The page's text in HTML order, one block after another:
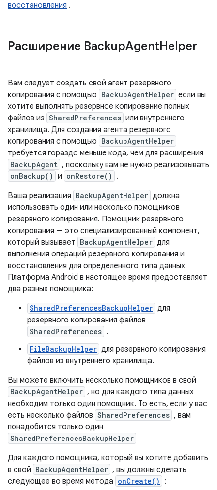
восстановления .
Расширение BackupAgentHelper
Вам следует создать свой агент резервного
копирования с помощью BackupAgentHelper если вы
хотите выполнять резервное копирование полных
файлов из SharedPreferences или внутреннего
хранилища. Для создания агента резервного
копирования с помощью BackupAgentHelper
требуется гораздо меньше кода, чем для расширения
BackupAgent , поскольку вам не нужно реализовывать
onBackup() и onRestore()
.
Ваша реализация BackupAgentHelper должна
использовать один или несколько помощников
резервного копирования. Помощник резервного
копирования — это специализированный компонент,
который вызывает BackupAgentHelper для
выполнения операций резервного копирования и
восстановления для определенного типа данных.
Платформа Android в настоящее время предоставляет
два разных помощника:
SharedPreferencesBackupHelper для
резервного копирования файлов
SharedPreferences .
FileBackupHelper для резервного копирования
файлов из внутреннего хранилища.
Вы можете включить несколько помощников в свой
BackupAgentHelper , но для каждого типа данных
необходим только один помощник. То есть, если у вас
есть несколько файлов SharedPreferences , вам
понадобится только один
SharedPreferencesBackupHelper .
Для каждого помощника, который вы хотите добавить
в свой BackupAgentHelper , вы должны сделать
следующее во время метода onCreate()
: